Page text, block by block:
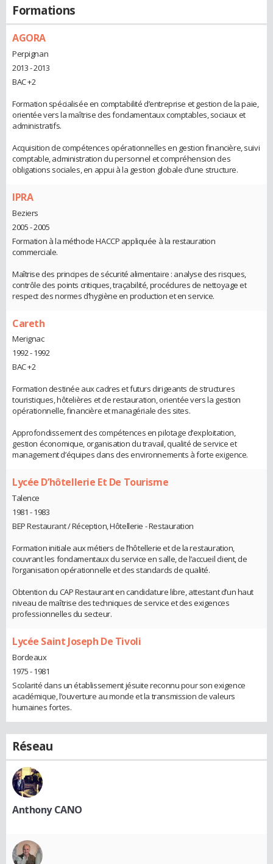
Formations
AGORA
Perpignan
2013 - 2013
BAC +2
Formation spécialisée en comptabilité d’entreprise et gestion de la paie,
orientée vers la maîtrise des fondamentaux comptables, sociaux et
administratifs.
Acquisition de compétences opérationnelles en gestion financière, suivi
comptable, administration du personnel et compréhension des
obligations sociales, en appui à la gestion globale d’une structure.
IPRA
Beziers
2005 - 2005
Formation à la méthode HACCP appliquée à la restauration
commerciale.
Maîtrise des principes de sécurité alimentaire : analyse des risques,
contrôle des points critiques, traçabilité, procédures de nettoyage et
respect des normes d’hygiène en production et en service.
Careth
Merignac
1992 - 1992
BAC +2
Formation destinée aux cadres et futurs dirigeants de structures
touristiques, hôtelières et de restauration, orientée vers la gestion
opérationnelle, financière et managériale des sites.
Approfondissement des compétences en pilotage d’exploitation,
gestion économique, organisation du travail, qualité de service et
management d’équipes dans des environnements à forte exigence.
Lycée D’hôtellerie Et De Tourisme
Talence
1981 - 1983
BEP Restaurant / Réception, Hôtellerie - Restauration
Formation initiale aux métiers de l’hôtellerie et de la restauration,
couvrant les fondamentaux du service en salle, de l’accueil client, de
l’organisation opérationnelle et des standards de qualité.
Obtention du CAP Restaurant en candidature libre, attestant d’un haut
niveau de maîtrise des techniques de service et des exigences
professionnelles du secteur.
Lycée Saint Joseph De Tivoli
Bordeaux
1975 - 1981
Scolarité dans un établissement jésuite reconnu pour son exigence
académique, l’ouverture au monde et la transmission de valeurs
humaines fortes.
Réseau
Anthony CANO